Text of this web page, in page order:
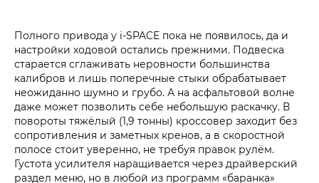
Полного привода у i‑SPACE пока не появилось, да и
настройки ходовой остались прежними. Подвеска
старается сглаживать неровности большинства
калибров и лишь поперечные стыки обрабатывает
неожиданно шумно и грубо. А на асфальтовой волне
даже может позволить себе небольшую раскачку. В
повороты тяжёлый (1,9 тонны) кроссовер заходит без
сопротивления и заметных кренов, а в скоростной
полосе стоит уверенно, не требуя правок рулём.
Густота усилителя наращивается через драйверский
раздел меню, но в любой из программ «баранка»